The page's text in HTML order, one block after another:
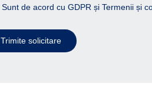
Sunt de acord cu GDPR și Termenii și
Trimite solicitare